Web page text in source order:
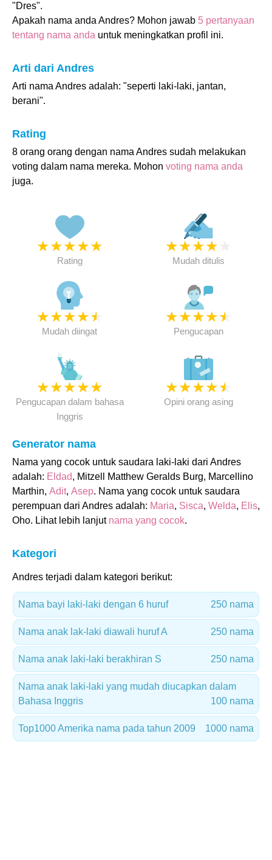
"Dres".
Apakah nama anda Andres? Mohon jawab 5 pertanyaan
tentang nama anda untuk meningkatkan profil ini.
Arti dari Andres
Arti nama Andres adalah: "seperti laki-laki, jantan,
berani".
Rating
8 orang orang dengan nama Andres sudah melakukan
voting dalam nama mereka. Mohon voting nama anda
juga.
★★★★★
Rating
★★★★
Mudah ditulis
★★★★★
Mudah diingat
★★★★★
Pengucapan
★★★★★
Pengucapan dalam bahasa
Inggris
★★★★★
Opini orang asing
Generator nama
Nama yang cocok untuk saudara laki-laki dari Andres
adalah: Eldad, Mitzell Matthew Geralds Burg, Marcellino
Marthin, Adit, Asep. Nama yang cocok untuk saudara
perempuan dari Andres adalah: Maria, Sisca, Welda, Elis,
Oho. Lihat lebih lanjut nama yang cocok.
Kategori
Andres terjadi dalam kategori berikut:
Nama bayi laki-laki dengan 6 huruf 250 nama
Nama anak lak-laki diawali huruf A 250 nama
Nama anak laki-laki berakhiran S 250 nama
Nama anak laki-laki yang mudah diucapkan dalam
Bahasa Inggris
100 nama
Top1000 Amerika nama pada tahun 2009 1000 nama